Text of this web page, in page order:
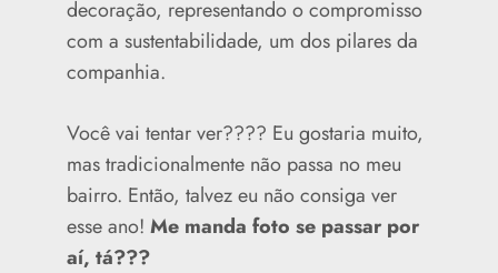
decoração, representando o compromisso
com a sustentabilidade, um dos pilares da
companhia.
Você vai tentar ver???? Eu gostaria muito,
mas tradicionalmente não passa no meu
bairro. Então, talvez eu não consiga ver
esse ano! Me manda foto se passar por
aí, tá???